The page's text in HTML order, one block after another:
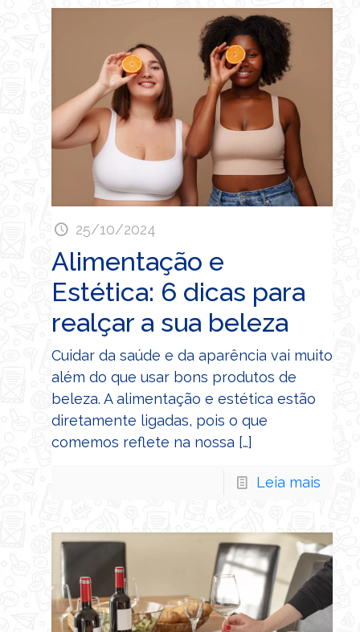
25/10/2024
Alimentação e
Estética: 6 dicas para
realçar a sua beleza
Cuidar da saúde e da aparência vai muito
além do que usar bons produtos de
beleza. A alimentação e estética estão
diretamente ligadas, pois o que
comemos reflete na nossa […]
Leia mais